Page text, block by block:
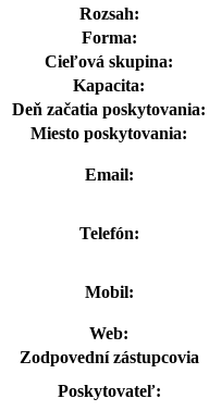
Rozsah:
Forma:
Cieľová skupina:
Kapacita:
Deň začatia poskytovania:
Miesto poskytovania:
Email:
Telefón:
Mobil:
Web:
Zodpovední zástupcovia
Poskytovateľ: